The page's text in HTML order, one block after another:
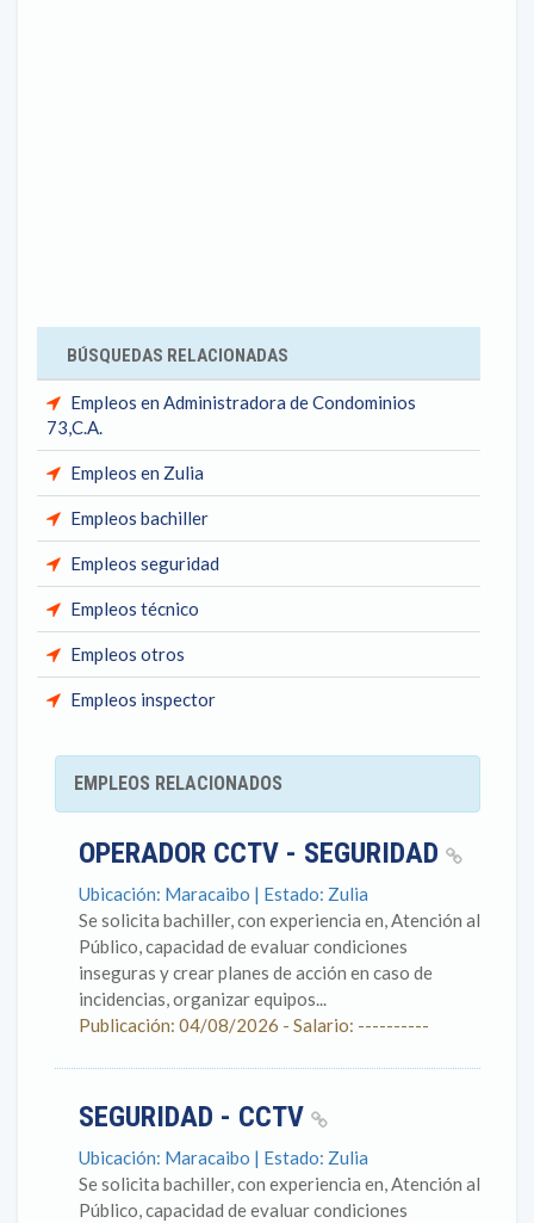
BÚSQUEDAS RELACIONADAS
Empleos en Administradora de Condominios
73,C.A.
Empleos en Zulia
Empleos bachiller
Empleos seguridad
Empleos técnico
Empleos otros
Empleos inspector
EMPLEOS RELACIONADOS
OPERADOR CCTV - SEGURIDAD
Ubicación: Maracaibo | Estado: Zulia
Se solicita bachiller, con experiencia en, Atención al
Público, capacidad de evaluar condiciones
inseguras y crear planes de acción en caso de
incidencias, organizar equipos...
Publicación: 04/08/2026 - Salario: ----------
SEGURIDAD - CCTV
Ubicación: Maracaibo | Estado: Zulia
Se solicita bachiller, con experiencia en, Atención al
Público, capacidad de evaluar condiciones